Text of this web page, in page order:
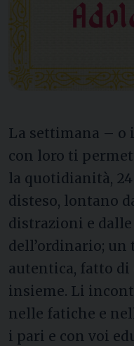
La settimana – o
con loro ti
la quotidianità, 24
disteso, lontano
distrazioni e
dell’ordinario; un
autentica, fatto di
insieme. Li
nelle fatiche e
i pari e con voi